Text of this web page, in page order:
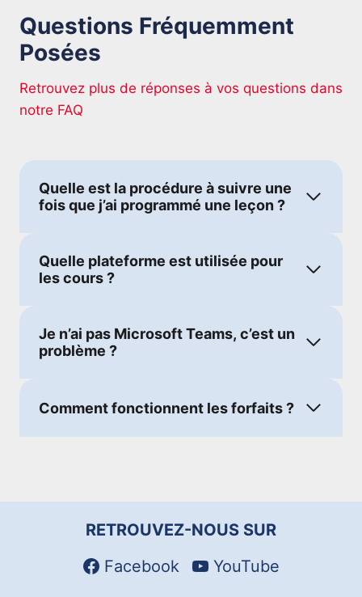
Questions Fréquemment
Posées
Retrouvez plus de réponses à vos questions dans
notre FAQ
Quelle est la procédure à suivre une
fois que j’ai programmé une leçon ?
Quelle plateforme est utilisée pour
les cours ?
Je n’ai pas Microsoft Teams, c’est un
problème ?
Comment fonctionnent les forfaits ?
RETROUVEZ-NOUS SUR
Facebook
YouTube